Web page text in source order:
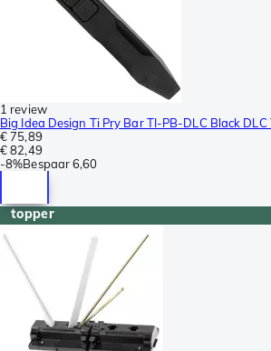
1 review
Big Idea Design Ti Pry Bar TI-PB-DLC Black
€ 75,89
€ 82,49
-8%Bespaar6,60
topper